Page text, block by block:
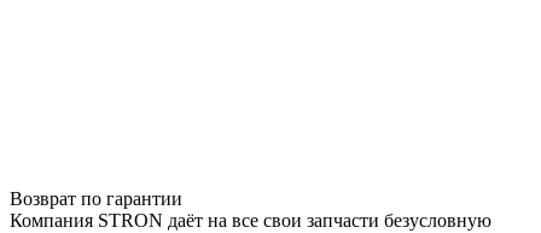
Возврат по гарантии
Компания STRON даёт на все свои запчасти безусловную